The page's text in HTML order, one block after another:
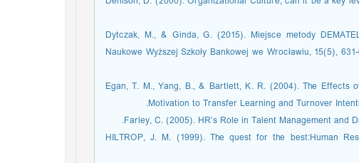
Dytczak, M., & Ginda, G. (2015). Miejsce metody
Naukowe Wyższej Szkoły Bankowej we Wrocławiu, 15(5),
Egan, T. M., Yang, B., & Bartlett, K. R. (2004). The
Motivation to Transfer Learning and Turnover
Farley, C. (2005). HR’s Role in Talent Management and
HILTROP, J. M. (1999). The quest for the best:Human